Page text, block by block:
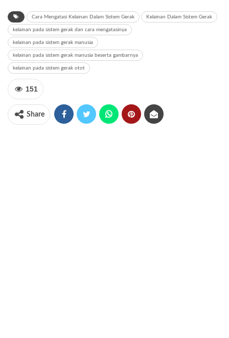
Cara Mengatasi Kelainan Dalam Sistem Gerak Kelainan Dalam Sistem Gerak
kelainan pada sistem gerak dan cara mengatasinya
kelainan pada sistem gerak manusia
kelainan pada sistem gerak manusia beserta gambarnya
kelainan pada sistem gerak otot
151
Share